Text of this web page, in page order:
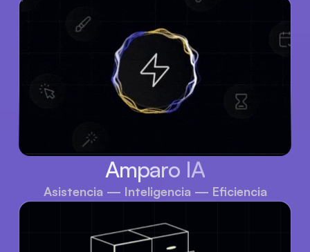
Amparo IA
Asistencia — Inteligencia — Eficiencia